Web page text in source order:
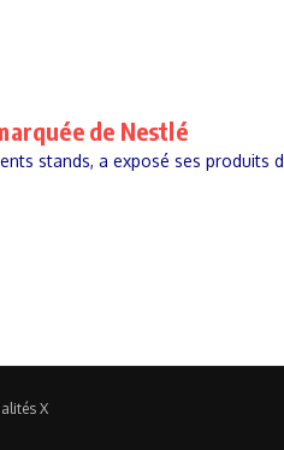
de Nestlé
stands, a exposé ses produits
X